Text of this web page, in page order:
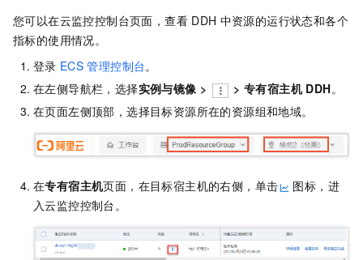
您可以在云监控控制台页面，查看 DDH 中资源的运行状态和各个
指标的使用情况。
登录 ECS 管理控制台。
在左侧导航栏，选择实例与镜像 > >专有宿主机 DDH。
在页面左侧顶部，选择目标资源所在的资源组和地域。
在专有宿主机页面，在目标宿主机的右侧，单击
图标，进
入云监控控制台。